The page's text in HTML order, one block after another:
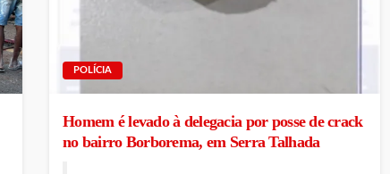
POLÍCIA
Homem é levado à delegacia por posse de crack
no bairro Borborema, em Serra Talhada